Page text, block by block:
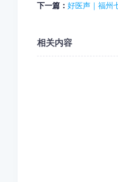
下一篇： 好医声｜福州
相关内容